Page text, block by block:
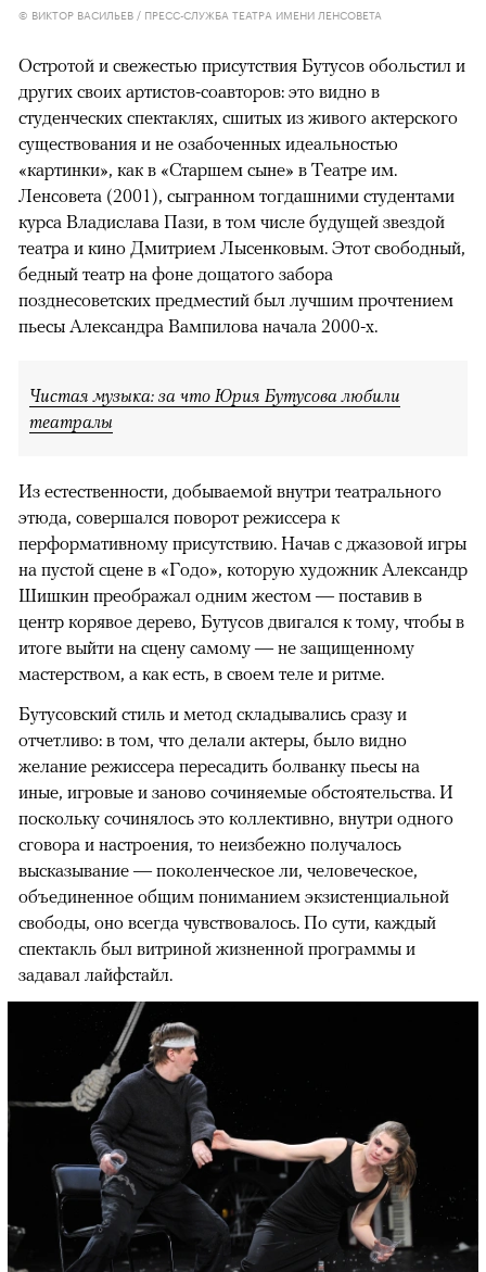
© ВИКТОР ВАСИЛЬЕВ / ПРЕСС-СЛУЖБА ТЕАТРА ИМЕНИ ЛЕНСОВЕТА
Остротой и свежестью присутствия Бутусов обольстил и
других своих артистов-соавторов: это видно в
студенческих спектаклях, сшитых из живого актерского
существования и не озабоченных идеальностью
«картинки», как в «Старшем сыне» в Театре им.
Ленсовета (2001), сыгранном тогдашними студентами
курса Владислава Пази, в том числе будущей звездой
театра и кино Дмитрием Лысенковым. Этот свободный,
бедный театр на фоне дощатого забора
позднесоветских предместий был лучшим прочтением
пьесы Александра Вампилова начала 2000-х.
Чистая музыка: за что Юрия Бутусова любили
театралы
Из естественности, добываемой внутри театрального
этюда, совершался поворот режиссера к
перформативному присутствию. Начав с джазовой игры
на пустой сцене в «Годо», которую художник Александр
Шишкин преображал одним жестом — поставив в
центр корявое дерево, Бутусов двигался к тому, чтобы в
итоге выйти на сцену самому — не защищенному
мастерством, а как есть, в своем теле и ритме.
Бутусовский стиль и метод складывались сразу и
отчетливо: в том, что делали актеры, было видно
желание режиссера пересадить болванку пьесы на
иные, игровые и заново сочиняемые обстоятельства. И
поскольку сочинялось это коллективно, внутри одного
сговора и настроения, то неизбежно получалось
высказывание — поколенческое ли, человеческое,
объединенное общим пониманием экзистенциальной
свободы, оно всегда чувствовалось. По сути, каждый
спектакль был витриной жизненной программы и
задавал лайфстайл.